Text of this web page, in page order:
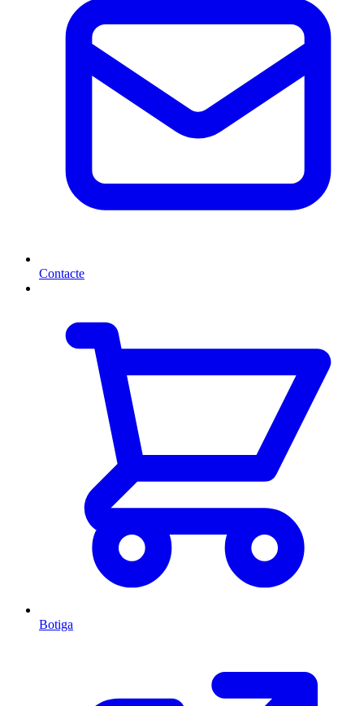
Contacte
Botiga